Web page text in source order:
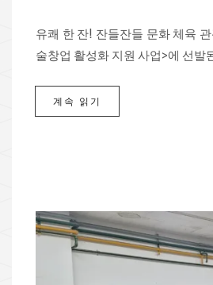
유쾌 한 잔! 잔들잔들 문화 체육
술창업 활성화 지원 사업>에 선발
계속 읽기